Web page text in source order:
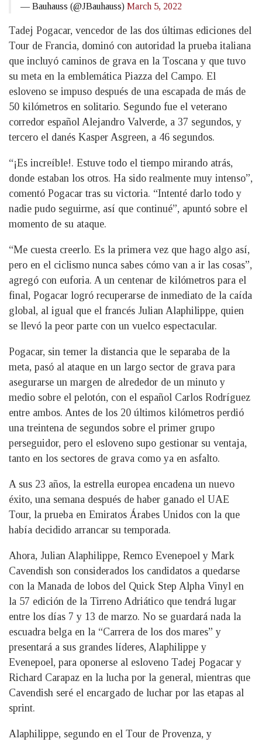
— Bauhauss (@JBauhauss) March 5, 2022
Tadej Pogacar, vencedor de las dos últimas ediciones del
Tour de Francia, dominó con autoridad la prueba italiana
que incluyó caminos de grava en la Toscana y que tuvo
su meta en la emblemática Piazza del Campo. El
esloveno se impuso después de una escapada de más de
50 kilómetros en solitario. Segundo fue el veterano
corredor español Alejandro Valverde, a 37 segundos, y
tercero el danés Kasper Asgreen, a 46 segundos.
“¡Es increíble!. Estuve todo el tiempo mirando atrás,
donde estaban los otros. Ha sido realmente muy intenso”,
comentó Pogacar tras su victoria. “Intenté darlo todo y
nadie pudo seguirme, así que continué”, apuntó sobre el
momento de su ataque.
“Me cuesta creerlo. Es la primera vez que hago algo así,
pero en el ciclismo nunca sabes cómo van a ir las cosas”,
agregó con euforia. A un centenar de kilómetros para el
final, Pogacar logró recuperarse de inmediato de la caída
global, al igual que el francés Julian Alaphilippe, quien
se llevó la peor parte con un vuelco espectacular.
Pogacar, sin temer la distancia que le separaba de la
meta, pasó al ataque en un largo sector de grava para
asegurarse un margen de alrededor de un minuto y
medio sobre el pelotón, con el español Carlos Rodríguez
entre ambos. Antes de los 20 últimos kilómetros perdió
una treintena de segundos sobre el primer grupo
perseguidor, pero el esloveno supo gestionar su ventaja,
tanto en los sectores de grava como ya en asfalto.
A sus 23 años, la estrella europea encadena un nuevo
éxito, una semana después de haber ganado el UAE
Tour, la prueba en Emiratos Árabes Unidos con la que
había decidido arrancar su temporada.
Ahora, Julian Alaphilippe, Remco Evenepoel y Mark
Cavendish son considerados los candidatos a quedarse
con la Manada de lobos del Quick Step Alpha Vinyl en
la 57 edición de la Tirreno Adriático que tendrá lugar
entre los días 7 y 13 de marzo. No se guardará nada la
escuadra belga en la “Carrera de los dos mares” y
presentará a sus grandes líderes, Alaphilippe y
Evenepoel, para oponerse al esloveno Tadej Pogacar y
Richard Carapaz en la lucha por la general, mientras que
Cavendish seré el encargado de luchar por las etapas al
sprint.
Alaphilippe, segundo en el Tour de Provenza, y